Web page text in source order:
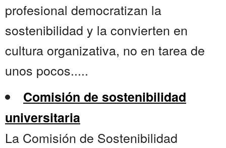
profesional democratizan la
sostenibilidad y la convierten en
cultura organizativa, no en tarea de
unos pocos.....
Comisión de sostenibilidad
universitaria
La Comisión de Sostenibilidad